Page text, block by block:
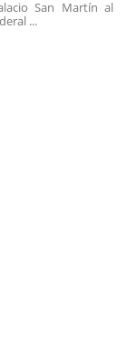
San Martín al
...